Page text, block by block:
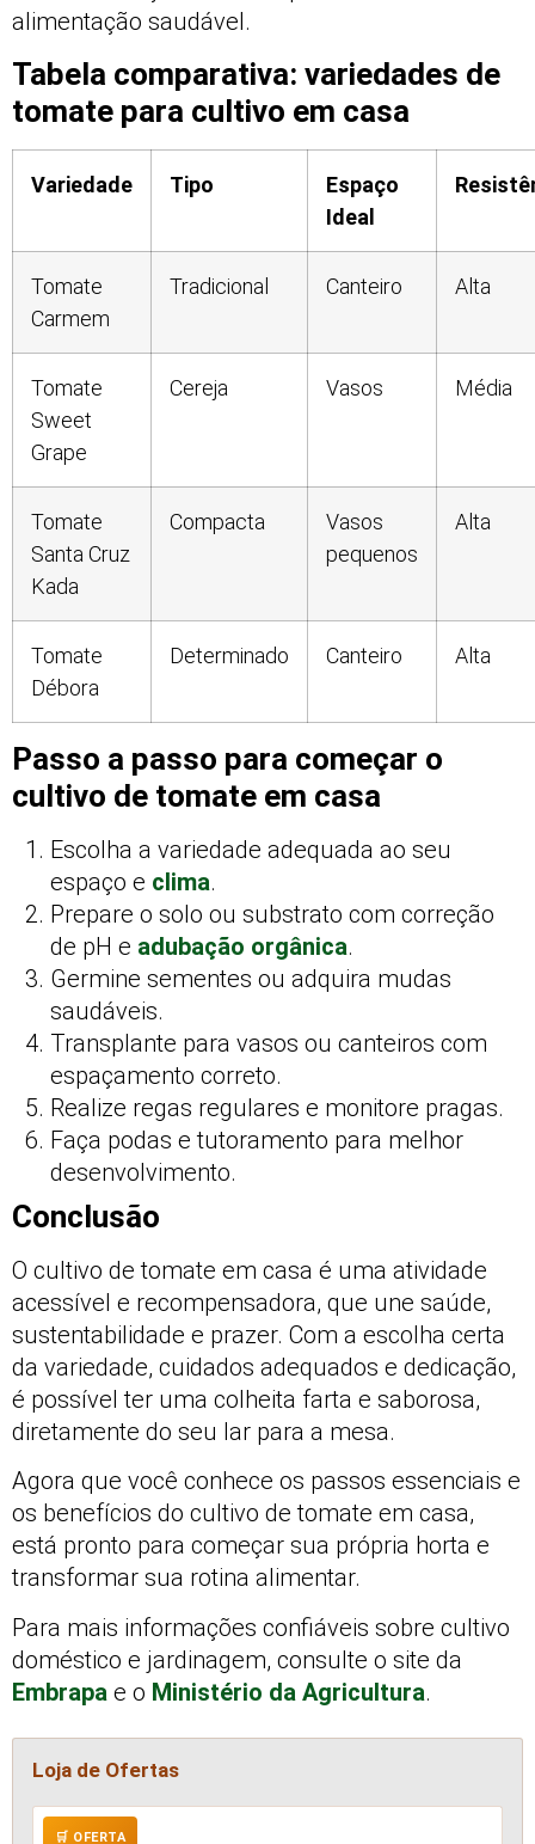
alimentação saudável.
Tabela comparativa: variedades de
tomate para cultivo em casa
Variedade Tipo
Espaço
Ideal
Tomate
Carmem
Tradicional Canteiro Alta
Tomate
Sweet
Grape
Cereja Vasos Média
Tomate
Santa Cruz
Kada
Compacta
Vasos
pequenos
Alta
Tomate
Débora
Determinado Canteiro Alta
Passo a passo para começar o
cultivo de tomate em casa
Escolha a variedade adequada ao seu
espaço e clima.
Prepare o solo ou substrato com correção
de pH e adubação orgânica.
Germine sementes ou adquira mudas
saudáveis.
Transplante para vasos ou canteiros com
espaçamento correto.
Realize regas regulares e monitore pragas.
Faça podas e tutoramento para melhor
desenvolvimento.
Conclusão
O cultivo de tomate em casa é uma atividade
acessível e recompensadora, que une saúde,
sustentabilidade e prazer. Com a escolha certa
da variedade, cuidados adequados e dedicação,
é possível ter uma colheita farta e saborosa,
diretamente do seu lar para a mesa.
Agora que você conhece os passos essenciais e
os benefícios do cultivo de tomate em casa,
está pronto para começar sua própria horta e
transformar sua rotina alimentar.
Para mais informações confiáveis sobre cultivo
doméstico e jardinagem, consulte o site da
Embrapa e o Ministério da Agricultura.
Loja de Ofertas
🛒 OFERTA